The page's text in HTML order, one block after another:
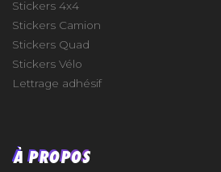
Stickers 4x4
Stickers Camion
Stickers Quad
Stickers Vélo
Lettrage adhésif
À PROPOS